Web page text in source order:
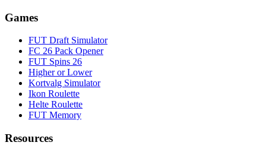
Games
FUT Draft Simulator
FC 26 Pack Opener
FUT Spins 26
Higher or Lower
Kortvalg Simulator
Ikon Roulette
Helte Roulette
FUT Memory
Resources